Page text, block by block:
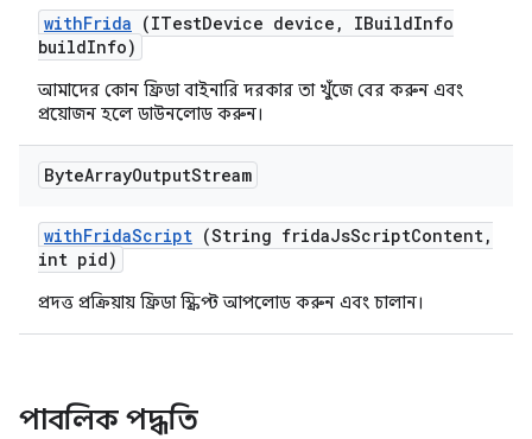
withFrida (ITestDevice device , IBuildInfo
buildInfo)
আমাদের কোন ফ্রিডা বাইনারি দরকার তা খুঁজে বের করুন এবং
প্রয়োজন হলে ডাউনলোড করুন।
ByteArrayOutputStream
withFridaScript (String fridaJsScriptContent,
int pid)
প্রদত্ত প্রক্রিয়ায় ফ্রিডা স্ক্রিপ্ট আপলোড করুন এবং চালান।
পাবলিক পদ্ধতি